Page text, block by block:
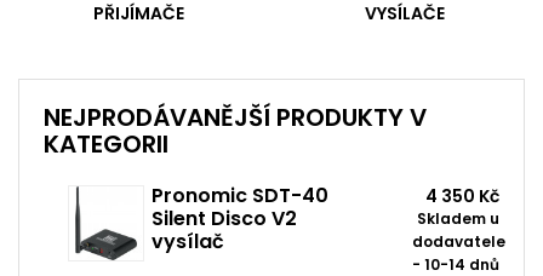
PŘIJÍMAČE VYSÍLAČE
NEJPRODÁVANĚJŠÍ PRODUKTY V
KATEGORII
Pronomic SDT-40
Silent Disco V2
vysílač
4 350 Kč
Skladem u
dodavatele
- 10-14 dnů